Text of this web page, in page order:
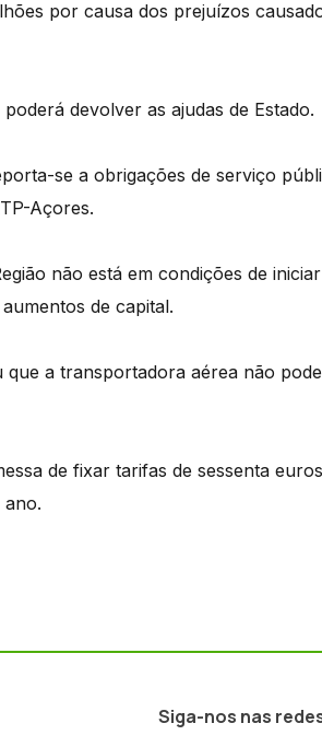
por causa dos prejuízos
devolver as ajudas de Estado.
se a obrigações de serviço
Açores.
não está em condições de
de capital.
a transportadora aérea não
de fixar tarifas de sessenta
ano.
Siga-nos nas